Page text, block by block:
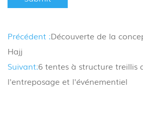
Précédent :Découverte de la
Hajj
Suivant:6 tentes à structure treillis
l'entreposage et l'événementiel